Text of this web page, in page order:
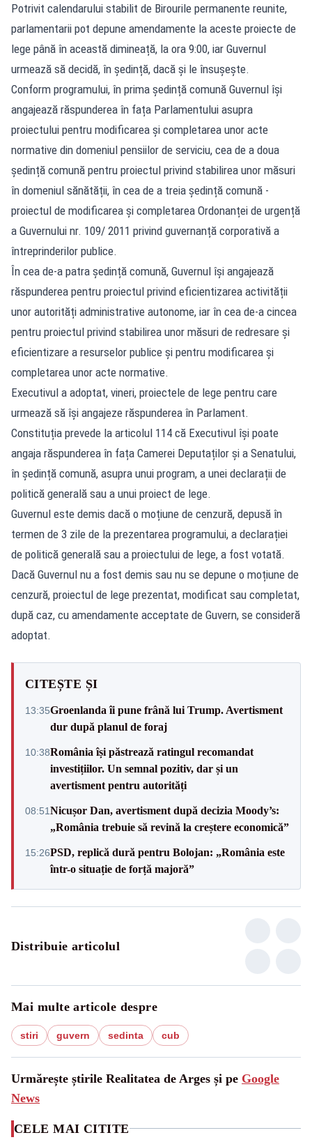
Potrivit calendarului stabilit de Birourile permanente reunite,
parlamentarii pot depune amendamente la aceste proiecte de
lege până în această dimineață, la ora 9:00, iar Guvernul
urmează să decidă, în ședință, dacă și le însușește.
Conform programului, în prima ședință comună Guvernul își
angajează răspunderea în fața Parlamentului asupra
proiectului pentru modificarea și completarea unor acte
normative din domeniul pensiilor de serviciu, cea de a doua
ședință comună pentru proiectul privind stabilirea unor măsuri
în domeniul sănătății, în cea de a treia ședință comună -
proiectul de modificarea și completarea Ordonanței de urgență
a Guvernului nr. 109/ 2011 privind guvernanță corporativă a
întreprinderilor publice.
În cea de-a patra ședință comună, Guvernul își angajează
răspunderea pentru proiectul privind eficientizarea activității
unor autorități administrative autonome, iar în cea de-a cincea
pentru proiectul privind stabilirea unor măsuri de redresare și
eficientizare a resurselor publice și pentru modificarea și
completarea unor acte normative.
Executivul a adoptat, vineri, proiectele de lege pentru care
urmează să își angajeze răspunderea în Parlament.
Constituția prevede la articolul 114 că Executivul își poate
angaja răspunderea în fața Camerei Deputaților și a Senatului,
în ședință comună, asupra unui program, a unei declarații de
politică generală sau a unui proiect de lege.
Guvernul este demis dacă o moțiune de cenzură, depusă în
termen de 3 zile de la prezentarea programului, a declarației
de politică generală sau a proiectului de lege, a fost votată.
Dacă Guvernul nu a fost demis sau nu se depune o moțiune de
cenzură, proiectul de lege prezentat, modificat sau completat,
după caz, cu amendamente acceptate de Guvern, se consideră
adoptat.
CITEȘTE ȘI
13:35Groenlanda îi pune frână lui Trump. Avertisment
dur după planul de foraj
10:38România își păstrează ratingul recomandat
investițiilor. Un semnal pozitiv, dar și un
avertisment pentru autorități
08:51Nicușor Dan, avertisment după decizia Moody’s:
„România trebuie să revină la creștere economică”
15:26PSD, replică dură pentru Bolojan: „România este
într-o situație de forță majoră”
Distribuie articolul
Mai multe articole despre
stiri guvern sedinta cub
Urmărește știrile Realitatea de Arges și pe Google
News
CELE MAI CITITE